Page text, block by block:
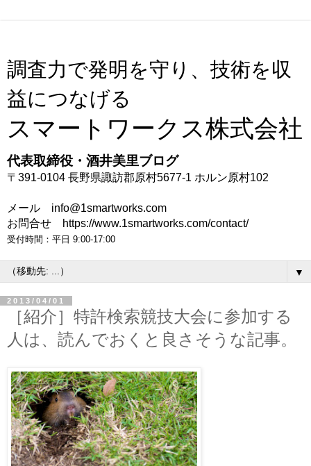
調査力で発明を守り、技術を収
益につなげる
スマートワークス株式会社
代表取締役・酒井美里ブログ
〒391-0104 長野県諏訪郡原村5677-1 ホルン原村102
メール info@1smartworks.com
お問合せ https://www.1smartworks.com/contact/
受付時間：平日 9:00-17:00
▼
2013/04/01
［紹介］特許検索競技大会に参加する
人は、読んでおくと良さそうな記事。